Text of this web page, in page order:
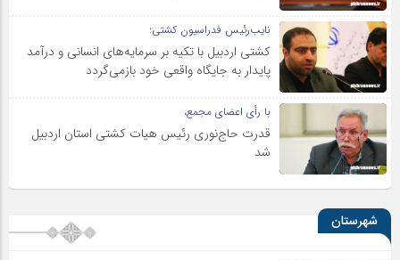
نایب‌رئیس فدراسیون کشتی:
کشتی اردبیل با تکیه بر سرمایه‌های انسانی و درآمد
پایدار به جایگاه واقعی خود بازمی‌گردد
با رأی اعضای مجمع،
قدرت حاج‌نوری رئیس هیات کشتی استان اردبیل
شد
شهرستان